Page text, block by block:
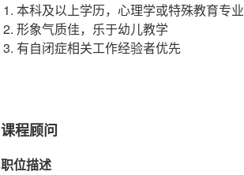
本科及以上学历，心理学或特殊教育专业
形象气质佳，乐于幼儿教学
有自闭症相关工作经验者优先
课程顾问
职位描述